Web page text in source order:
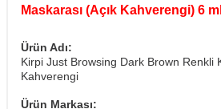
Maskarası (Açık Kahverengi) 6 ml
Ürün Adı:
Kirpi Just Browsing Dark Brown Renkli
Kahverengi
Ürün Markası: